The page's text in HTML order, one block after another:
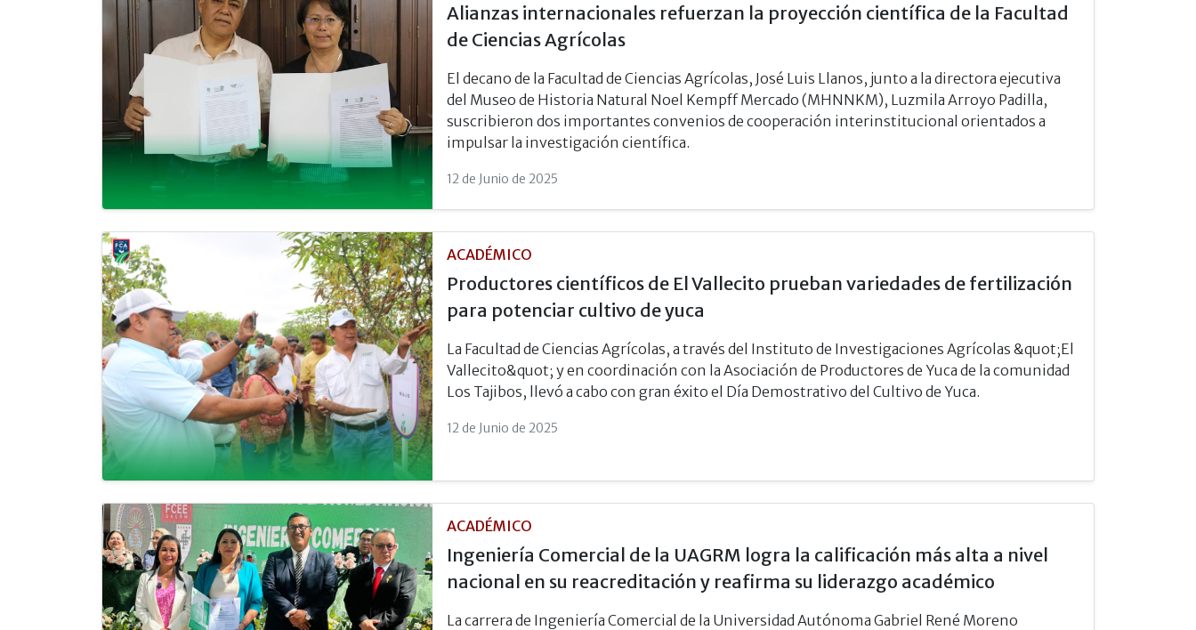
Alianzas internacionales refuerzan la proyección científica de la Facultad
de Ciencias Agrícolas
El decano de la Facultad de Ciencias Agrícolas, José Luis Llanos, junto a la directora ejecutiva
del Museo de Historia Natural Noel Kempff Mercado (MHNNKM), Luzmila Arroyo Padilla,
suscribieron dos importantes convenios de cooperación interinstitucional orientados a
impulsar la investigación científica.
12 de Junio de 2025
ACADÉMICO
Productores científicos de El Vallecito prueban variedades de fertilización
para potenciar cultivo de yuca
La Facultad de Ciencias Agrícolas, a través del Instituto de Investigaciones Agrícolas &quot;El
Vallecito&quot; y en coordinación con la Asociación de Productores de Yuca de la comunidad
Los Tajibos, llevó a cabo con gran éxito el Día Demostrativo del Cultivo de Yuca.
12 de Junio de 2025
ACADÉMICO
Ingeniería Comercial de la UAGRM logra la calificación más alta a nivel
nacional en su reacreditación y reafirma su liderazgo académico
La carrera de Ingeniería Comercial de la Universidad Autónoma Gabriel René Moreno